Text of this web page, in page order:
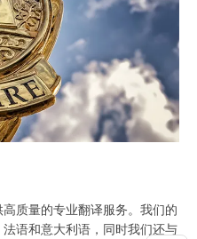
质量的专业翻译服务。我们的
语和意大利语，同时我们还与